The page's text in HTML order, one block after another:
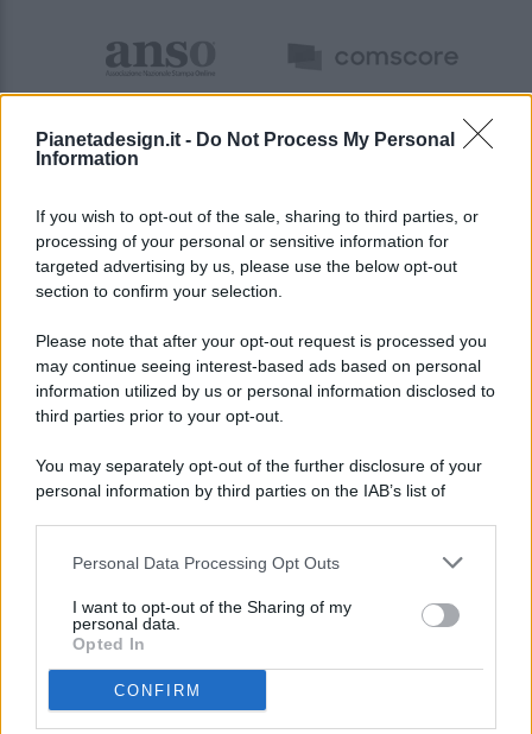
Pianetadesign.it - Do Not Process My Personal
Information
If you wish to opt-out of the sale, sharing to third parties, or
processing of your personal or sensitive information for
targeted advertising by us, please use the below opt-out
section to confirm your selection.
Please note that after your opt-out request is processed you
may continue seeing interest-based ads based on personal
information utilized by us or personal information disclosed to
third parties prior to your opt-out.
You may separately opt-out of the further disclosure of your
personal information by third parties on the IAB’s list of
This information may also be disclosed by us to third parties
disclose it to other third parties.
Personal Data Processing Opt Outs
I want to opt-out of the Sharing of my
personal data.
Opted In
CONFIRM
© 2026 - Pianeta Design - P.IVA 04827280654 - Testata
1336/2020
ISCRIZIONE AL ROC N. 35792 – ISCRITTA ALL’ANSO
(ASSOCIAZIONE NAZIONALE STAMPA ONLINE)
PREFERENZE PRIVACY
MAPPA DEL SITO